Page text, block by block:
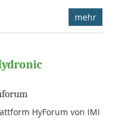
mehr
HyForum von IMI